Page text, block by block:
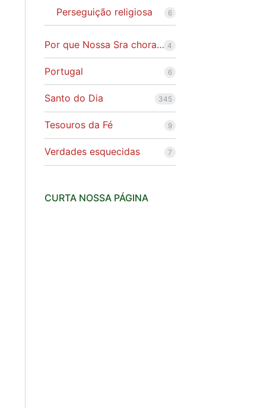
Perseguição religiosa 6
Por que Nossa Sra chora… 4
Portugal 6
Santo do Dia 345
Tesouros da Fé 9
Verdades esquecidas 7
CURTA NOSSA PÁGINA